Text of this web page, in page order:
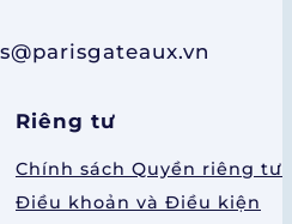
Riêng tư
Chính sách Quyền riêng tư
Điều khoản và Điều kiện